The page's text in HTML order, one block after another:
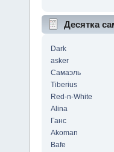
Десятка
Dark
asker
Самаэль
Tiberius
Red-n-White
Alina
Ганс
Akoman
Bafe